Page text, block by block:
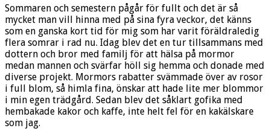
Sommaren och semestern pågår för fullt och det är så
mycket man vill hinna med på sina fyra veckor, det känns
som en ganska kort tid för mig som har varit föräldraledig
flera somrar i rad nu. Idag blev det en tur tillsammans med
dottern och bror med familj för att hälsa på mormor
medan mannen och svärfar höll sig hemma och donade med
diverse projekt. Mormors rabatter svämmade över av rosor
i full blom, så himla fina, önskar att hade lite mer blommor
i min egen trädgård. Sedan blev det såklart gofika med
hembakade kakor och kaffe, inte helt fel för en kakälskare
som jag.